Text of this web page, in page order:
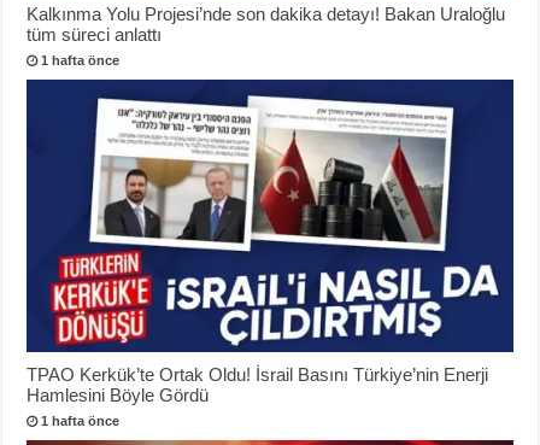
Kalkınma Yolu Projesi’nde son dakika detayı! Bakan Uraloğlu
tüm süreci anlattı
1 hafta önce
TPAO Kerkük’te Ortak Oldu! İsrail Basını Türkiye’nin Enerji
Hamlesini Böyle Gördü
1 hafta önce